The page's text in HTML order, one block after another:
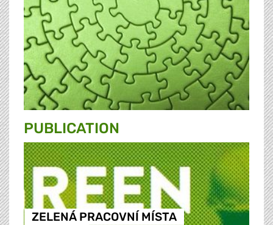
PUBLICATION
ZELENÁ PRACOVNÍ MÍSTA